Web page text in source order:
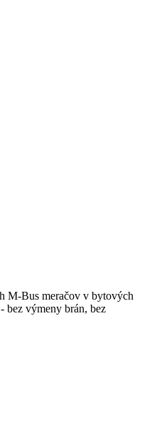
M-Bus meračov v bytových
bez výmeny brán, bez